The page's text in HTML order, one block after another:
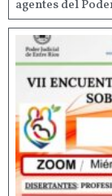
agentes del